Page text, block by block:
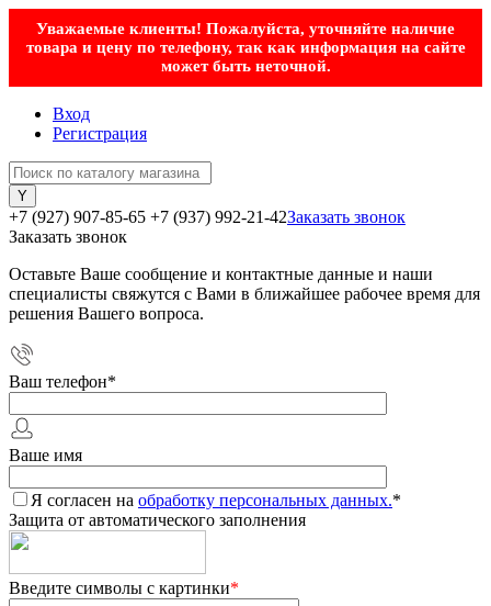
Уважаемые клиенты! Пожалуйста, уточняйте наличие
товара и цену по телефону, так как информация на сайте
может быть неточной.
Вход
Регистрация
+7 (927) 907-85-65 +7 (937) 992-21-42Заказать звонок
Заказать звонок
Оставьте Ваше сообщение и контактные данные и наши
специалисты свяжутся с Вами в ближайшее рабочее время для
решения Вашего вопроса.
Ваш телефон*
Ваше имя
Я согласен на обработку персональных данных.*
Защита от автоматического заполнения
Введите символы с картинки*